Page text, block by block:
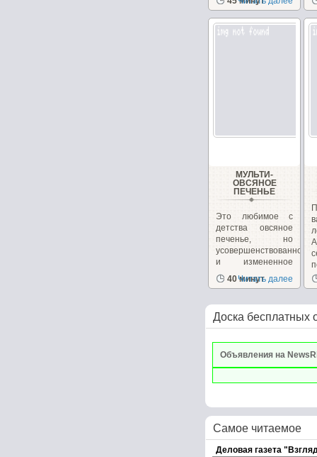
питательные...
МУЛЬТИ-
ОВСЯНОЕ
ПЕЧЕНЬЕ
Это любимое с
детства овсяное
печенье, но
усовершенствованное
и измененное
для...
40 минут
Читать далее
Доска бесплатных
Объявления на
Самое читаемое